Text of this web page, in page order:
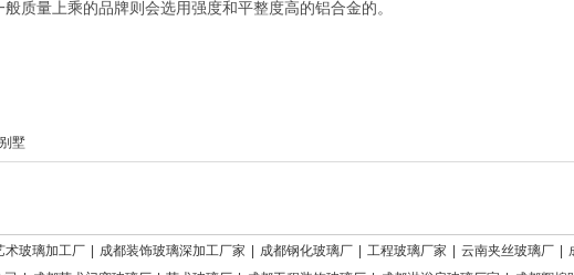
质量上乘的品牌则会选用强度和平整度高的铝合金的。
墅
术玻璃加工厂 成都装饰玻璃深加工厂家 成都钢化玻璃厂 工程玻璃厂家 云南夹丝玻璃厂